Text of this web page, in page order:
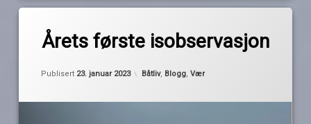
Årets første isobservasjon
Publisert 23. januar 2023
Oppdatert 23. januar 2023
Kategorier:
Båtliv, Blogg,Vær
klima